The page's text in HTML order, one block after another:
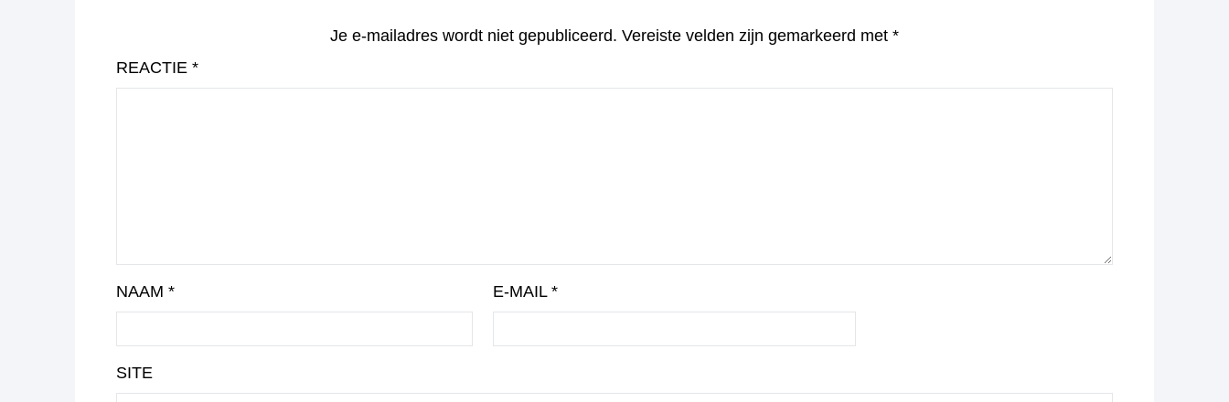
Je e-mailadres wordt niet gepubliceerd. Vereiste velden zijn gemarkeerd met *
REACTIE *
NAAM * E-MAIL *
SITE